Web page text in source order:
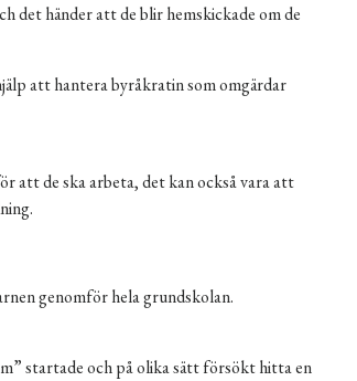
det händer att de blir hemskickade om de
att hantera byråkratin som omgärdar
att de ska arbeta, det kan också vara att
genomför hela grundskolan.
startade och på olika sätt försökt hitta en